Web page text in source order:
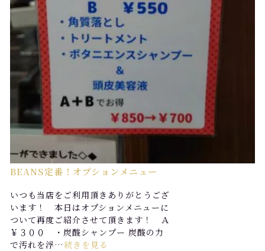
BEANS定番！オプションメニュー
いつも当店をご利用頂きありがとうござ
います！ 本日はオプションメニューに
ついて再度ご紹介させて頂きます！ Ａ
￥３００ ・炭酸シャンプー 炭酸の力
で汚れを浮… 続きを見る